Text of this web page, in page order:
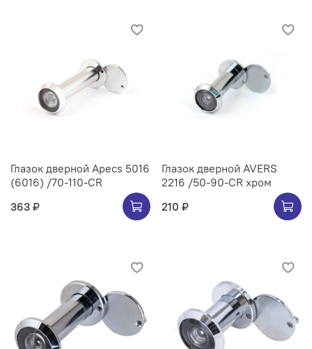
Глазок дверной Apecs 5016
(6016) /70-110-CR
363 ₽
Глазок дверной AVERS
2216 /50-90-CR хром
210 ₽